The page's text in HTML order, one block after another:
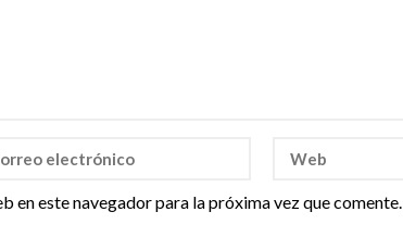
en este navegador para la próxima vez que comente.